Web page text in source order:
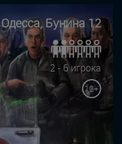
Одесса, Бунина 12
2 - 6 игрока
12+